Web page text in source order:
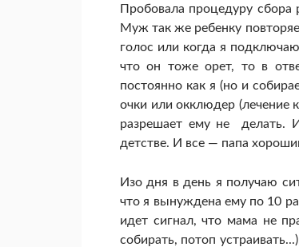
Пробовала процедуру сбора
Муж так же ребенку
голос или когда я
что он тоже орет, то в
постоянно как я (но и
очки или окклюдер (лечение
разрешает ему не делать. И
детстве. И все — папа
Изо дня в день я получаю
что я вынуждена ему по 10
идет сигнал, что мама не
собирать, потоп